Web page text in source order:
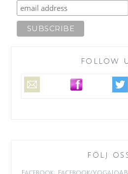
FOLLOW
FÖLJ